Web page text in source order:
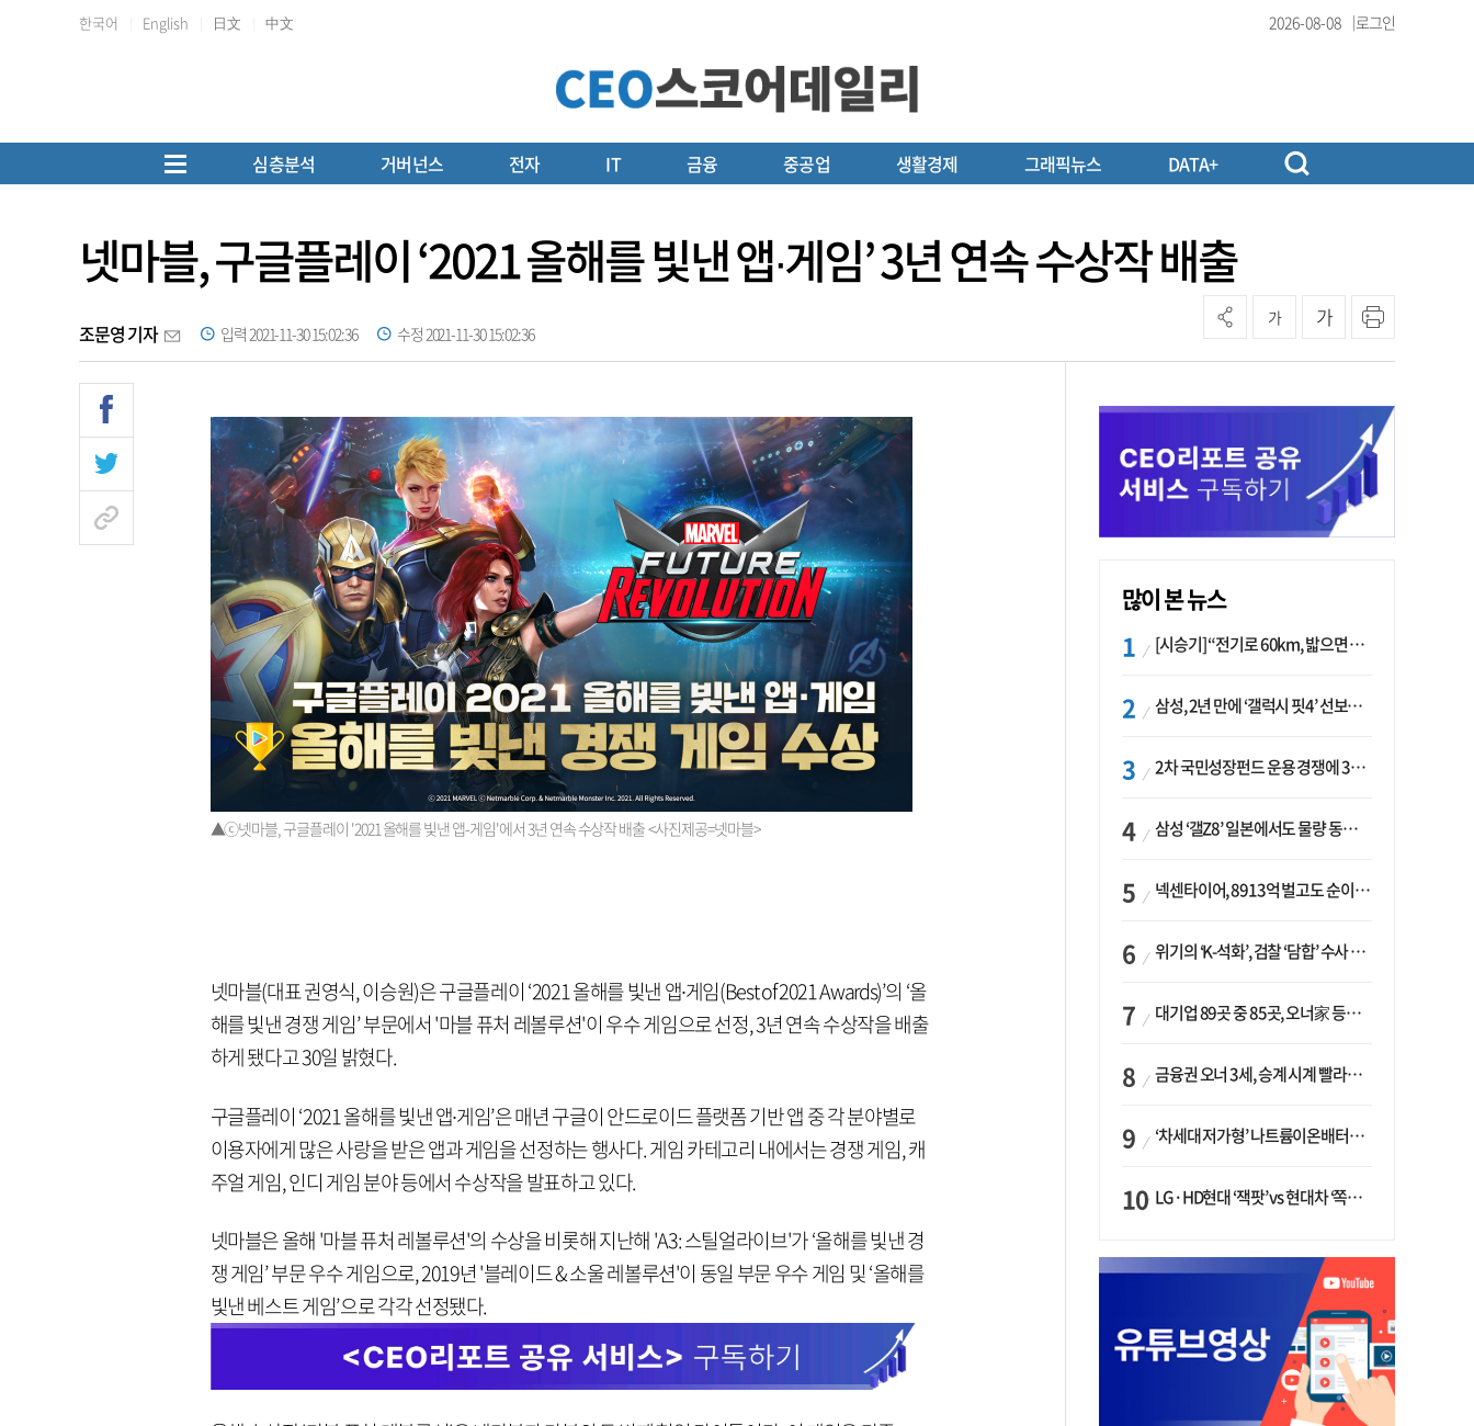
한국어 English 日文 中文 2026-08-08 로그인
심층분석 거버넌스 전자 IT 금융 중공업 생활경제 그래픽뉴스 DATA+
넷마블, 구글플레이 ‘2021 올해를 빛낸 앱∙게임’ 3년 연속 수상작 배출
조문영 기자 입력 2021-11-30 15:02:36 수정 2021-11-30 15:02:36
가 가
▲ⓒ넷마블, 구글플레이 '2021 올해를 빛낸 앱-게임'에서 3년 연속 수상작 배출 <사진제공=넷마블>
넷마블(대표 권영식, 이승원)은 구글플레이 ‘2021 올해를 빛낸 앱∙게임(Best of 2021 Awards)’의 ‘올
해를 빛낸 경쟁 게임’ 부문에서 '마블 퓨처 레볼루션'이 우수 게임으로 선정, 3년 연속 수상작을 배출
하게 됐다고 30일 밝혔다.
구글플레이 ‘2021 올해를 빛낸 앱∙게임’은 매년 구글이 안드로이드 플랫폼 기반 앱 중 각 분야별로
이용자에게 많은 사랑을 받은 앱과 게임을 선정하는 행사다. 게임 카테고리 내에서는 경쟁 게임, 캐
주얼 게임, 인디 게임 분야 등에서 수상작을 발표하고 있다.
넷마블은 올해 '마블 퓨처 레볼루션'의 수상을 비롯해 지난해 'A3: 스틸얼라이브'가 ‘올해를 빛낸 경
쟁 게임’ 부문 우수 게임으로, 2019년 '블레이드 & 소울 레볼루션'이 동일 부문 우수 게임 및 ‘올해를
빛낸 베스트 게임’으로 각각 선정됐다.
많이 본 뉴스
[시승기] “전기로 60km, 밟으면 462마력”…볼보 XC60 T8의 두 얼굴
삼성, 2년 만에 ‘갤럭시 핏4’ 선보이나…웨어러블 생태계 확장 ‘시동’
2차 국민성장펀드 운용 경쟁에 33개사 몰렸다…신한·하나 등 새 얼굴 대거 합류
삼성 ‘갤Z8’ 일본에서도 물량 동났다…애플 참전 앞두고 선두 수성 ‘시험대’
넥센타이어, 8913억 벌고도 순이익 2억…유럽 세부담에 이익 증발
위기의 ‘K-석화’, 검찰 ‘담합’ 수사 착수…“LG·한화·롯데 등 7개 업체, 8개 제품 가격 담합”
대기업 89곳 중 85곳, 오너家 등기임원 겸직…BS 46곳·SM 45곳 ‘족벌경영’ 고착화
금융권 오너 3세, 승계 시계 빨라지나…한국투자 ‘속도’·미래에셋·메리츠는 ‘거리두기’
‘차세대 저가형’ 나트륨이온배터리 시대 오나…LG화학·에코프로, 상용화 속도낸다
LG·HD현대 ‘잭팟’ vs 현대차 ‘쪽박’…글로벌 사모펀드, 韓 대기업 투자 ‘희비’